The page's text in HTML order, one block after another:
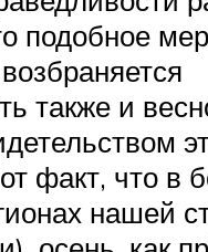
подобное
также и
факт, что в
нашей